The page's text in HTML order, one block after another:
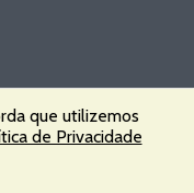
2023 Todos os Direitos
que utilizemos
de Privacidade